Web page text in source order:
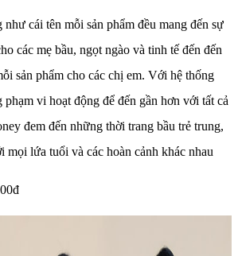
cái tên mỗi sản phẩm đều mang đến sự
các mẹ bầu, ngọt ngào và tinh tế đến đến
sản phẩm cho các chị em. Với hệ thống
phạm vi hoạt động để đến gần hơn với tất cả
đem đến những thời trang bầu trẻ trung,
mọi lứa tuổi và các hoàn cảnh khác nhau